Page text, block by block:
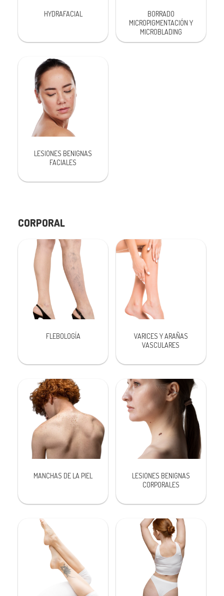
HYDRAFACIAL
BORRADO
MICROPIGMENTACIÓN Y
MICROBLADING
LESIONES BENIGNAS
FACIALES
CORPORAL
FLEBOLOGÍA
VARICES Y ARAÑAS
VASCULARES
MANCHAS DE LA PIEL
LESIONES BENIGNAS
CORPORALES